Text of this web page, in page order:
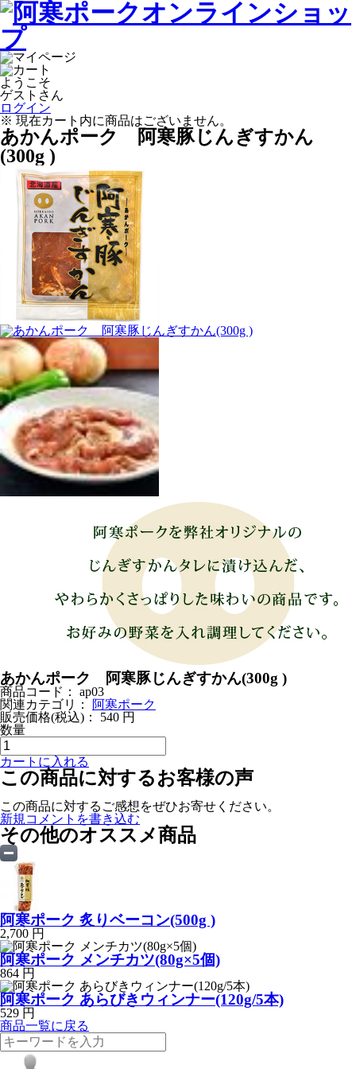
ようこそ
ゲストさん
ログイン
※ 現在カート内に商品はございません。
あかんポーク 阿寒豚じんぎすかん
(300g )
あかんポーク 阿寒豚じんぎすかん(300g )
商品コード：
ap03
関連カテゴリ：
阿寒ポーク
販売価格(税込)：
540 円
数量
カートに入れる
この商品に対するお客様の声
この商品に対するご感想をぜひお寄せください。
新規コメントを書き込む
その他のオススメ商品
阿寒ポーク 炙りベーコン(500g )
2,700 円
阿寒ポーク メンチカツ(80g×5個)
864 円
阿寒ポーク あらびきウィンナー(120g/5本)
529 円
商品一覧に戻る